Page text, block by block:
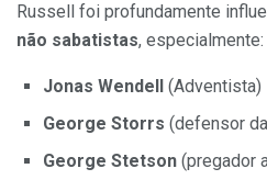
Russell foi profundamente
não sabatistas, especialmente:
Jonas Wendell
(Adventista)
George Storrs (defensor
George Stetson (pregador